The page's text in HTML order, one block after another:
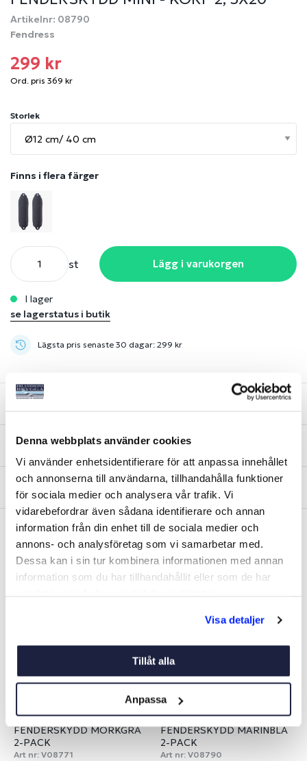
Denna webbplats använder cookies
Vi använder enhetsidentifierare för att anpassa innehållet
och annonserna till användarna, tillhandahålla funktioner
för sociala medier och analysera vår trafik. Vi
vidarebefordrar även sådana identifierare och annan
information från din enhet till de sociala medier och
annons- och analysföretag som vi samarbetar med.
Dessa kan i sin tur kombinera informationen med annan
information som du har tillhandahållit eller som de har
Visa detaljer
Tillåt alla
Anpassa
Artikelnr: 08790
Fendress
299 kr
Ord. pris 369 kr
Storlek
Finns i flera färger
st Lägg i varukorgen
i lager
se lagerstatus i butik
Lägsta pris senaste 30 dagar: 299 kr
Lagerstatus
Fråga om produkt
Liknande produkter
FENDERSKYDD MÖRKGRÅ
2-PACK
Art nr: V08771
FENDERSKYDD MARINBLÅ
2-PACK
Art nr: V08790